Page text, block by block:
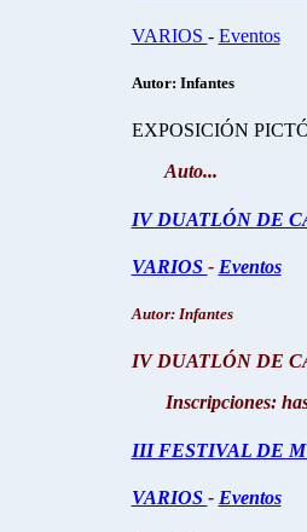
VARIOS - Eventos
Autor: Infantes
EXPOSICIÓN
Auto...
IV DUATLÓN DE
VARIOS - Eventos
Autor: Infantes
IV DUATLÓN DE
Inscripciones:
III FESTIVAL DE
VARIOS - Eventos